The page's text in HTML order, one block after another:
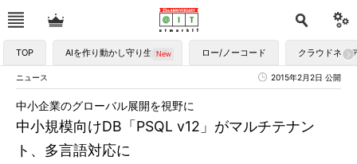
TOP AIを作り動かし守り生かす ロー/ノーコード クラウドネイ
ニュース 2015年2月2日 公開
中小規模向けDB「PSQL v12」がマルチテナン
ト、多言語対応に
中小企業のグローバル展開を視野に